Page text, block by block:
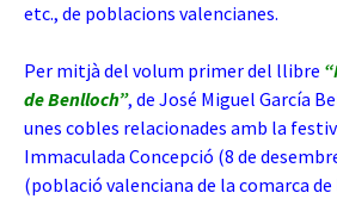
etc., de poblacions valencianes.
Per mitjà del volum primer del llibre
de Benlloch”, de José Miguel García
unes cobles relacionades amb la
Immaculada Concepció (8 de
(població valenciana de la comarca